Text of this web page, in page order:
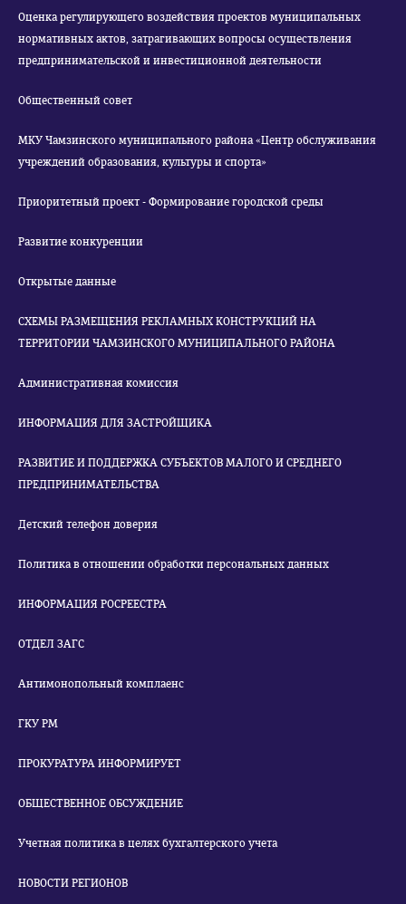
Оценка регулирующего воздействия проектов муниципальных
нормативных актов, затрагивающих вопросы осуществления
предпринимательской и инвестиционной деятельности
Общественный совет
МКУ Чамзинского муниципального района «Центр обслуживания
учреждений образования, культуры и спорта»
Приоритетный проект - Формирование городской среды
Развитие конкуренции
Открытые данные
СХЕМЫ РАЗМЕЩЕНИЯ РЕКЛАМНЫХ КОНСТРУКЦИЙ НА
ТЕРРИТОРИИ ЧАМЗИНСКОГО МУНИЦИПАЛЬНОГО РАЙОНА
Административная комиссия
ИНФОРМАЦИЯ ДЛЯ ЗАСТРОЙЩИКА
РАЗВИТИЕ И ПОДДЕРЖКА СУБЪЕКТОВ МАЛОГО И СРЕДНЕГО
ПРЕДПРИНИМАТЕЛЬСТВА
Детский телефон доверия
Политика в отношении обработки персональных данных
ИНФОРМАЦИЯ РОСРЕЕСТРА
ОТДЕЛ ЗАГС
Антимонопольный комплаенс
ГКУ РМ
ПРОКУРАТУРА ИНФОРМИРУЕТ
ОБЩЕСТВЕННОЕ ОБСУЖДЕНИЕ
Учетная политика в целях бухгалтерского учета
НОВОСТИ РЕГИОНОВ